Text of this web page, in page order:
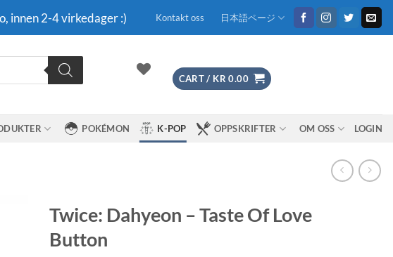
innen 2-4 virkedager :) Kontakt oss 日本語ページ
CART / KR 0.00
POKÉMON K-POP OPPSKRIFTER OM OSS LOGIN
Twice: Dahyeon – Taste Of Love
Button